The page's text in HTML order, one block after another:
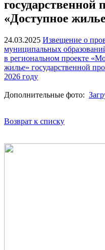
«Доступное
24.03.2025 Извещение о
муниципальных
в региональном проекте
жилье» государственной
2026 году
Дополнительные фото:
Возврат к списку